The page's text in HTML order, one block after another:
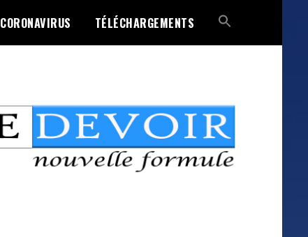
CORONAVIRUS TÉLÉCHARGEMENTS